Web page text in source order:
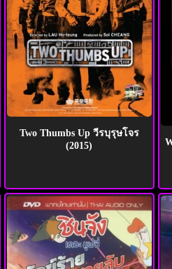
Two Thumbs Up วีรบุรุษโจร
(2015)